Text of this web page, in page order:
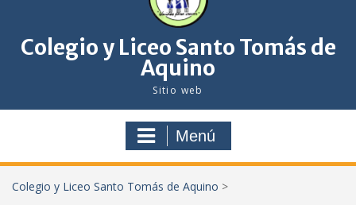
Colegio y Liceo Santo Tomás de
Aquino
Sitio web
Menú
Colegio y Liceo Santo Tomás de Aquino >